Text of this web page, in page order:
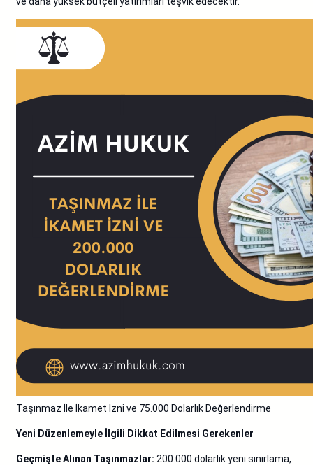
Taşınmaz İle İkamet İzni ve 75.000 Dolarlık Değerlendirme
Yeni Düzenlemeyle İlgili Dikkat Edilmesi Gerekenler
Geçmişte Alınan Taşınmazlar: 200.000 dolarlık yeni sınırlama,